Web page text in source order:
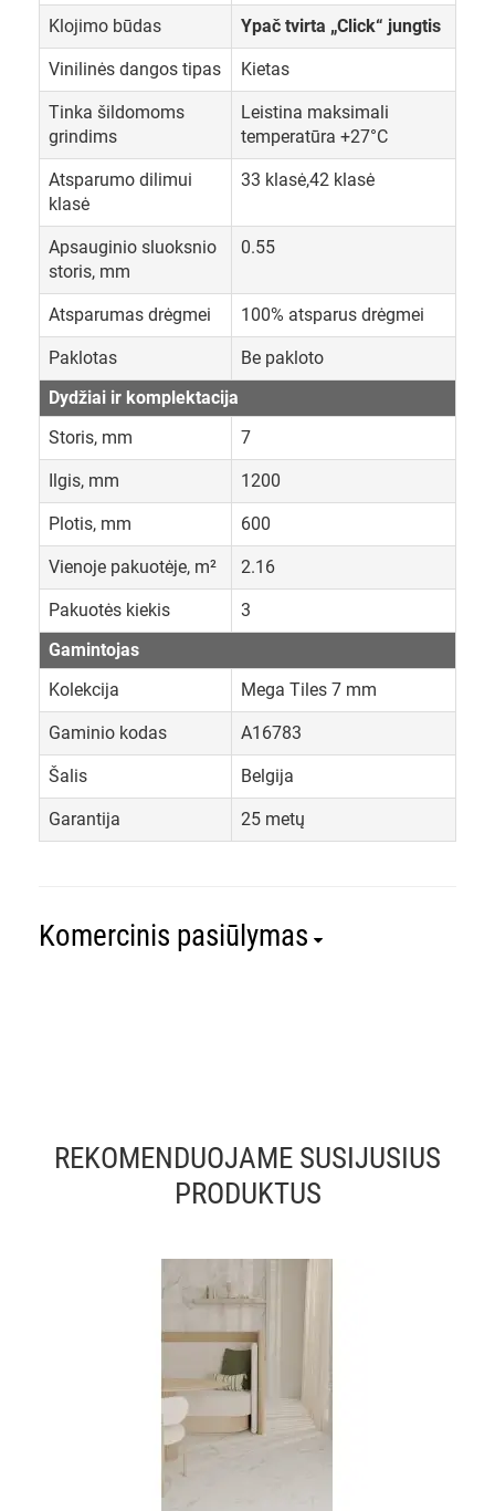
Klojimo būdas Ypač tvirta „Click“ jungtis
Vinilinės dangos tipas Kietas
Tinka šildomoms
grindims
Leistina maksimali
temperatūra +27°C
Atsparumo dilimui
klasė
33 klasė,42 klasė
Apsauginio sluoksnio
storis, mm
0.55
Atsparumas drėgmei 100% atsparus drėgmei
Paklotas
Be pakloto
Dydžiai ir komplektacija
Storis, mm
7
Ilgis, mm 1200
Plotis, mm 600
Vienoje pakuotėje, m² 2.16
Pakuotės kiekis
3
Gamintojas
Kolekcija
Mega Tiles 7 mm
Gaminio kodas A16783
Šalis Belgija
Garantija 25 metų
Komercinis pasiūlymas
REKOMENDUOJAME SUSIJUSIUS
PRODUKTUS